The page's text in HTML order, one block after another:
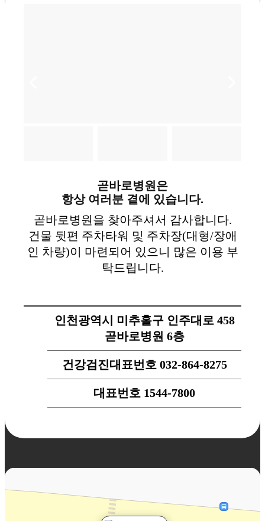
곧바로병원은
항상 여러분 곁에 있습니다.
곧바로병원을 찾아주셔서 감사합니다.
건물 뒷편 주차타워 및 주차장(대형/장애
인 차량)이 마련되어 있으니 많은 이용 부
탁드립니다.
인천광역시 미추홀구 인주대로 458
곧바로병원 6층
건강검진대표번호 032-864-8275
대표번호 1544-7800